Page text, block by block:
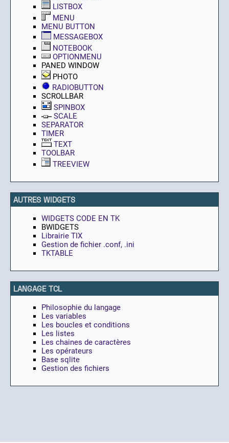
LISTBOX
MENU
MENU BUTTON
MESSAGEBOX
NOTEBOOK
OPTIONMENU
PANED WINDOW
PHOTO
RADIOBUTTON
SCROLLBAR
SPINBOX
SCALE
SEPARATOR
TIMER
TEXT
TOOLBAR
TREEVIEW
AUTRES WIDGETS
WIDGETS CODE EN TK
BWIDGETS
Librairie TIX
Gestion de fichier .conf, .ini
TKTABLE
LANGAGE TCL
Philosophie du langage
Les variables
Les boucles et conditions
Les listes
Les chaines de caractères
Les opérateurs
Base sqlite
Gestion des fichiers